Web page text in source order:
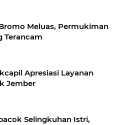
Meluas, Permukiman
Terancam
Apresiasi Layanan
Jember
Selingkuhan Istri,